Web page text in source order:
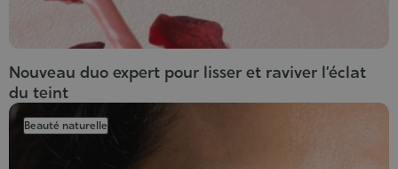
Nouveau duo expert pour lisser et raviver l’éclat
du teint
Beauté naturelle